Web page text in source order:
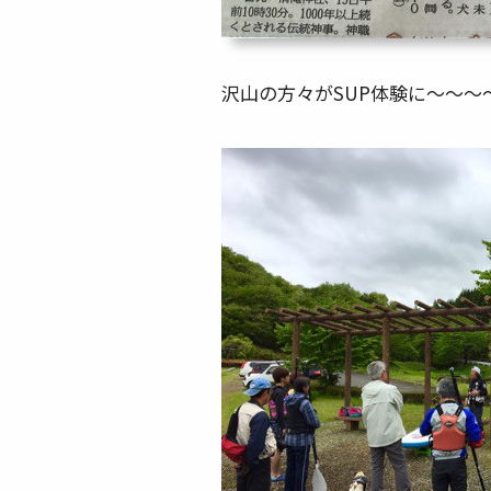
沢山の方々がSUP体験に～～～